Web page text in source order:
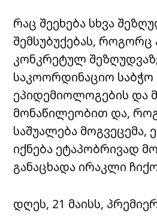
რაც შეეხება სხვა
შემსუბუქებას,
კონკრეტულ
საკოორდინაციო
ეპიდემიოლოგების და
მონაწილეობით და,
საშუალება მოგვეცემა,
იქნება ეტაპობრივად
განაცხადა ირაკლი
დღეს, 21 მაისს,